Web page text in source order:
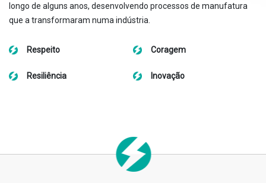
longo de alguns anos, desenvolvendo processos de manufatura
que a transformaram numa indústria.
Respeito Coragem
Resiliência Inovação